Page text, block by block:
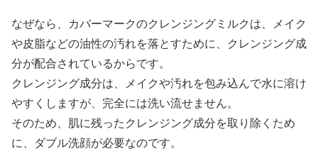
なぜなら、カバーマークのクレンジングミルクは、メイク
や皮脂などの油性の汚れを落とすために、クレンジング成
分が配合されているからです。
クレンジング成分は、メイクや汚れを包み込んで水に溶け
やすくしますが、完全には洗い流せません。
そのため、肌に残ったクレンジング成分を取り除くため
に、ダブル洗顔が必要なのです。